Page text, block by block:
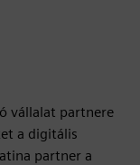
vállalat partnere
a digitális
partner a